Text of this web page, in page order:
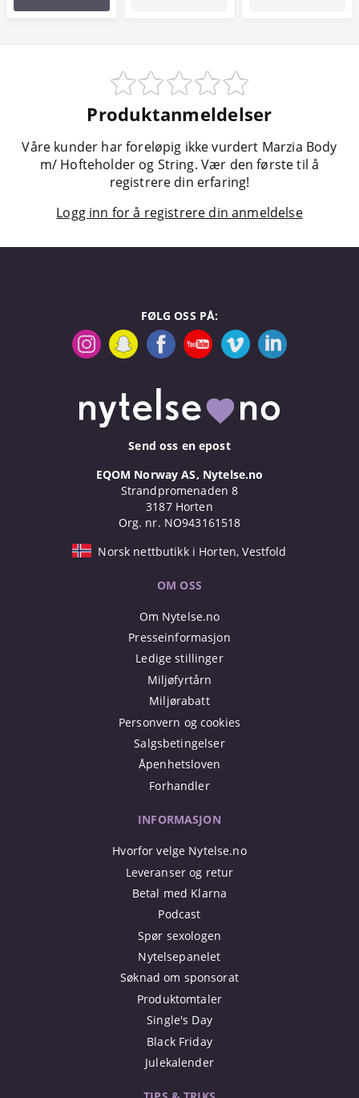
Produktanmeldelser
Våre kunder har foreløpig ikke vurdert Marzia Body
m/ Hofteholder og String. Vær den første til å
registrere din erfaring!
Logg inn for å registrere din anmeldelse
FØLG OSS PÅ:
Send oss en epost
EQOM Norway AS, Nytelse.no
Strandpromenaden 8
3187 Horten
Org. nr. NO943161518
Norsk nettbutikk i Horten, Vestfold
OM OSS
Om Nytelse.no
Presseinformasjon
Ledige stillinger
Miljøfyrtårn
Miljørabatt
Personvern og cookies
Salgsbetingelser
Åpenhetsloven
Forhandler
INFORMASJON
Hvorfor velge Nytelse.no
Leveranser og retur
Betal med Klarna
Podcast
Spør sexologen
Nytelsepanelet
Søknad om sponsorat
Produktomtaler
Single's Day
Black Friday
Julekalender